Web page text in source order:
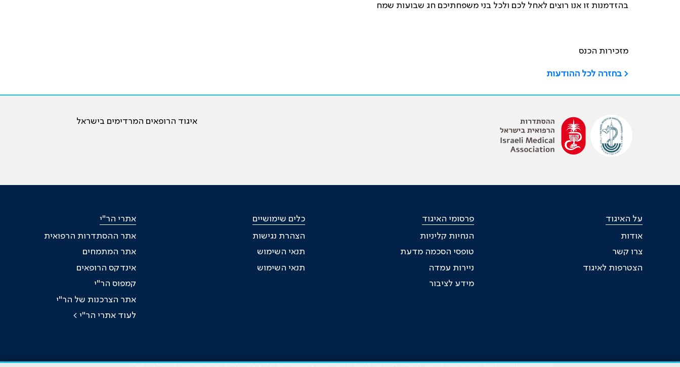
בהזדמנות זו אנו רוצים לאחל לכם ולכל בני משפחתיכם חג שבועות שמח
מזכירות הכנס
< בחזרה לכל ההודעות
איגוד הרופאים המרדימים בישראל
על האיגוד
אודות
צרו קשר
הצטרפות לאיגוד
פרסומי האיגוד
הנחיות קליניות
טופסי הסכמה מדעת
ניירות עמדה
מידע לציבור
כלים שימושיים
הצהרת נגישות
תנאי השימוש
תנאי השימוש
אתרי הר"י
אתר ההסתדרות הרפואית
אתר המתמחים
אינדקס הרופאים
קמפוס הר"י
אתר הצרכנות של הר"י
לעוד אתרי הר"י >